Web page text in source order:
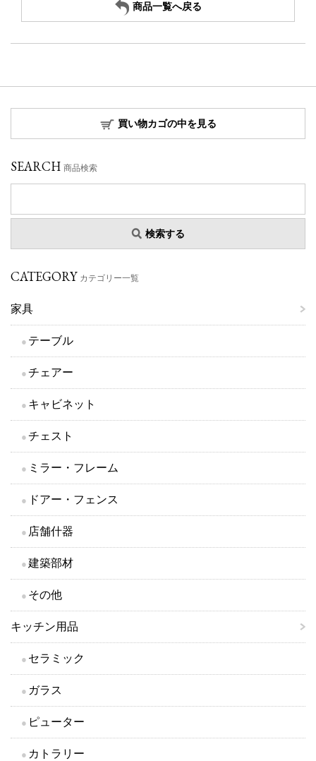
商品一覧へ戻る
買い物カゴの中を見る
SEARCH 商品検索
検索する
CATEGORY カテゴリー一覧
家具
テーブル
チェアー
キャビネット
チェスト
ミラー・フレーム
ドアー・フェンス
店舗什器
建築部材
その他
キッチン用品
セラミック
ガラス
ピューター
カトラリー